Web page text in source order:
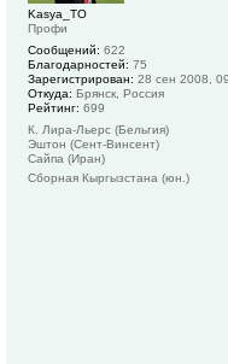
Kasya_TO
Профи
Сообщений: 622
Благодарностей: 75
Зарегистрирован: 28 сен 2008,
Откуда: Брянск, Россия
Рейтинг: 699
К. Лира-Льерс (Бельгия)
Эштон (Сент-Винсент)
Сайпа (Иран)
Сборная Кыргызстана (юн.)